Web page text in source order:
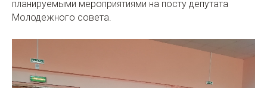
планируемыми мероприятиями на посту депутата
Молодежного совета.